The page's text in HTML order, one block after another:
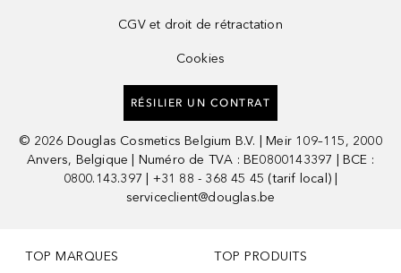
CGV et droit de rétractation
Cookies
RÉSILIER UN CONTRAT
© 2026 Douglas Cosmetics Belgium B.V. | Meir 109–115, 2000
Anvers, Belgique | Numéro de TVA : BE0800143397 | BCE :
0800.143.397 | +31 88 - 368 45 45 (tarif local) |
serviceclient@douglas.be
TOP MARQUES TOP PRODUITS